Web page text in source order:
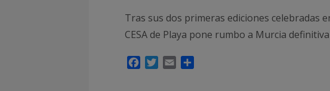
Tras sus dos primeras ediciones celebradas
CESA de Playa pone rumbo a Murcia
FacebookTwitter
Email